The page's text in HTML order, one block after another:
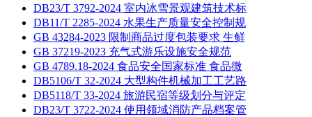
DB23/T 3792-2024 室内冰雪景观建筑技术标
DB11/T 2285-2024 水果生产质量安全控制规
GB 43284-2023 限制商品过度包装要求 生鲜
GB 37219-2023 充气式游乐设施安全规范
GB 4789.18-2024 食品安全国家标准 食品微
DB5106/T 32-2024 大型构件机械加工工艺路
DB5118/T 33-2024 旅游民宿等级划分与评定
DB23/T 3722-2024 使用领域消防产品档案管